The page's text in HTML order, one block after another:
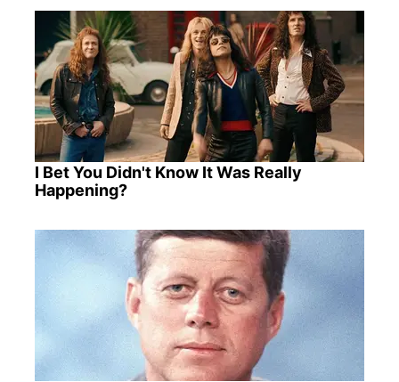
I Bet You Didn't Know It Was Really
Happening?